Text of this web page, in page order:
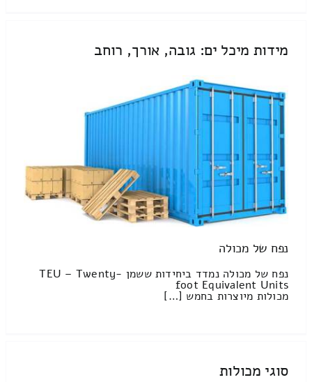
מידות מיכל ים: גובה, אורך, רוחב
נפח של מכולה
נפח של מכולה נמדד ביחידות ששמן TEU – Twenty-
foot Equivalent Units
מכולות מיוצרות בחמש […]
סוגי מכולות